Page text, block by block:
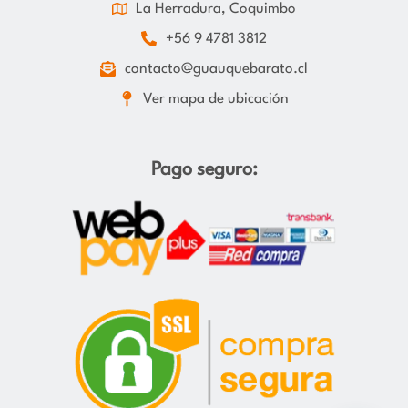
La Herradura, Coquimbo
+56 9 4781 3812
contacto@guauquebarato.cl
Ver mapa de ubicación
Pago seguro: